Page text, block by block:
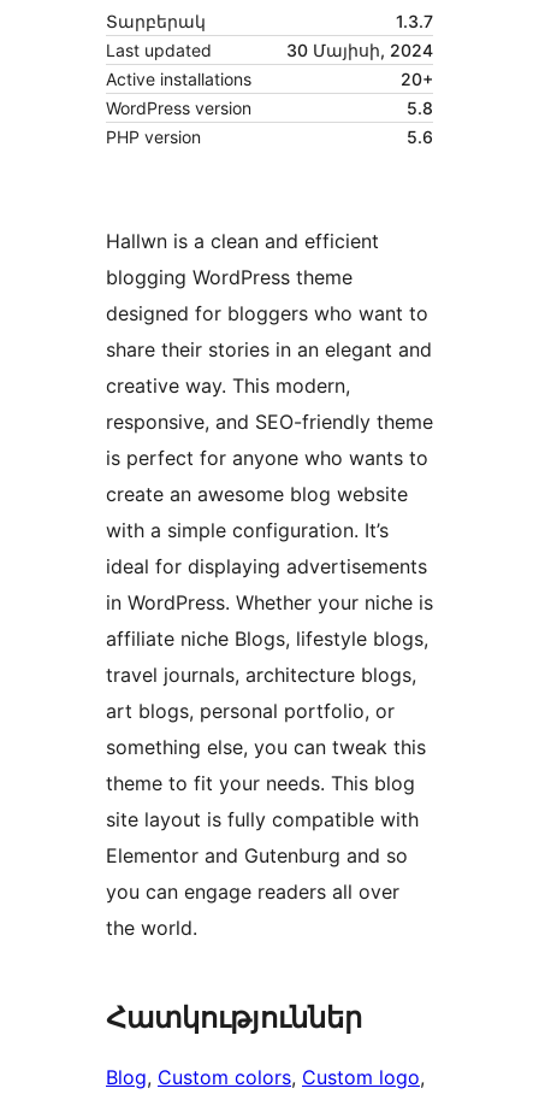
Տարբերակ
1.3.7
Last updated
30 Մայիսի, 2024
Active installations
20+
WordPress version
5.8
PHP version
5.6
Hallwn is a clean and efficient
blogging WordPress theme
designed for bloggers who want to
share their stories in an elegant and
creative way. This modern,
responsive, and SEO-friendly theme
is perfect for anyone who wants to
create an awesome blog website
with a simple configuration. It’s
ideal for displaying advertisements
in WordPress. Whether your niche is
affiliate niche Blogs, lifestyle blogs,
travel journals, architecture blogs,
art blogs, personal portfolio, or
something else, you can tweak this
theme to fit your needs. This blog
site layout is fully compatible with
Elementor and Gutenburg and so
you can engage readers all over
the world.
Հատկություններ
Blog, Custom colors, Custom logo